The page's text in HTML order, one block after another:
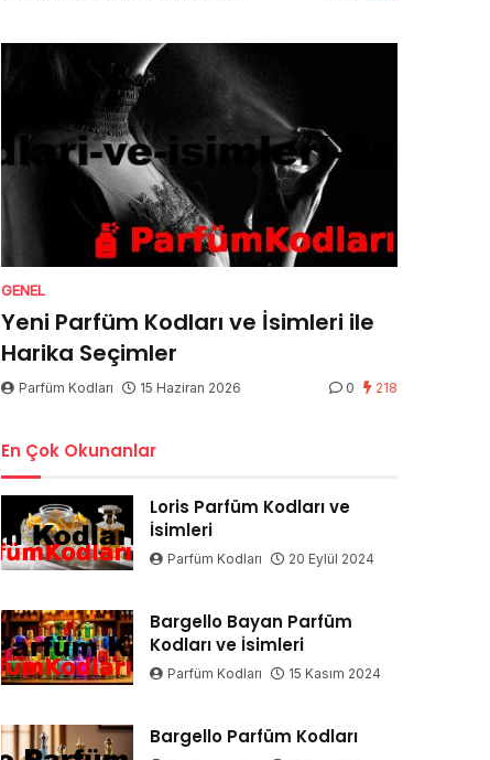
GENEL
Yeni Parfüm Kodları ve İsimleri ile
Harika Seçimler
Parfüm Kodları 15 Haziran 2026 0 218
En Çok Okunanlar
Loris Parfüm Kodları ve
İsimleri
Parfüm Kodları 20 Eylül 2024
Bargello Bayan Parfüm
Kodları ve İsimleri
Parfüm Kodları 15 Kasım 2024
Bargello Parfüm Kodları